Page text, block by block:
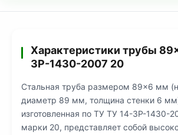
Характеристики трубы
3Р-1430-2007 20
Стальная труба размером 89×6 мм
диаметр 89 мм, толщина стенки 6
изготовленная по ТУ ТУ 14-3Р-1430-
марки 20, представляет собой